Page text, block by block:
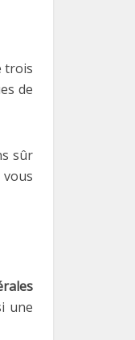
trois
de
sûr
une